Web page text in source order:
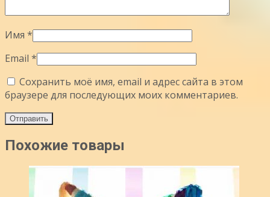
Имя *
Email *
Сохранить моё имя, email и адрес сайта в этом
браузере для последующих моих комментариев.
Похожие товары